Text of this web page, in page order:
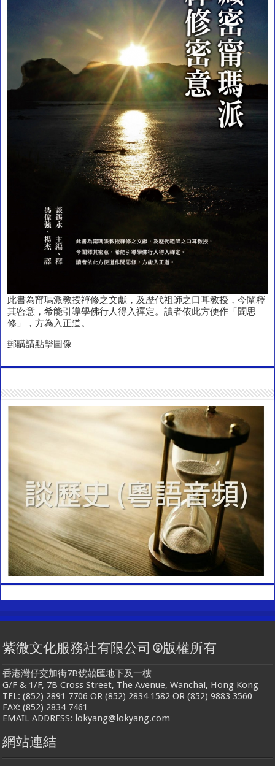
此書為甯瑪派教授禪修之文獻，及歴代祖師之口耳教授，今闡釋
其密意，希能引導學佛行人得入禪定。讀者依此方便作「聞思
修」，方為入正道。
郵購請點擊圖像
紫微文化服務社有限公司 ©版權所有
香港灣仔交加街7B號囍匯地下及一樓
G/F & 1/F, 7B Cross Street, The Avenue, Wanchai, Hong Kong
TEL: (852) 2891 7706 OR (852) 2834 1582 OR (852) 9883 3560
FAX: (852) 2834 7461
EMAIL ADDRESS: lokyang@lokyang.com
網站連結